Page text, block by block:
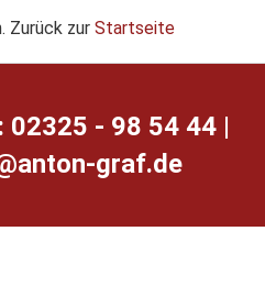
Zurück zur Startseite
- 98 54 44 |
notna@ofni